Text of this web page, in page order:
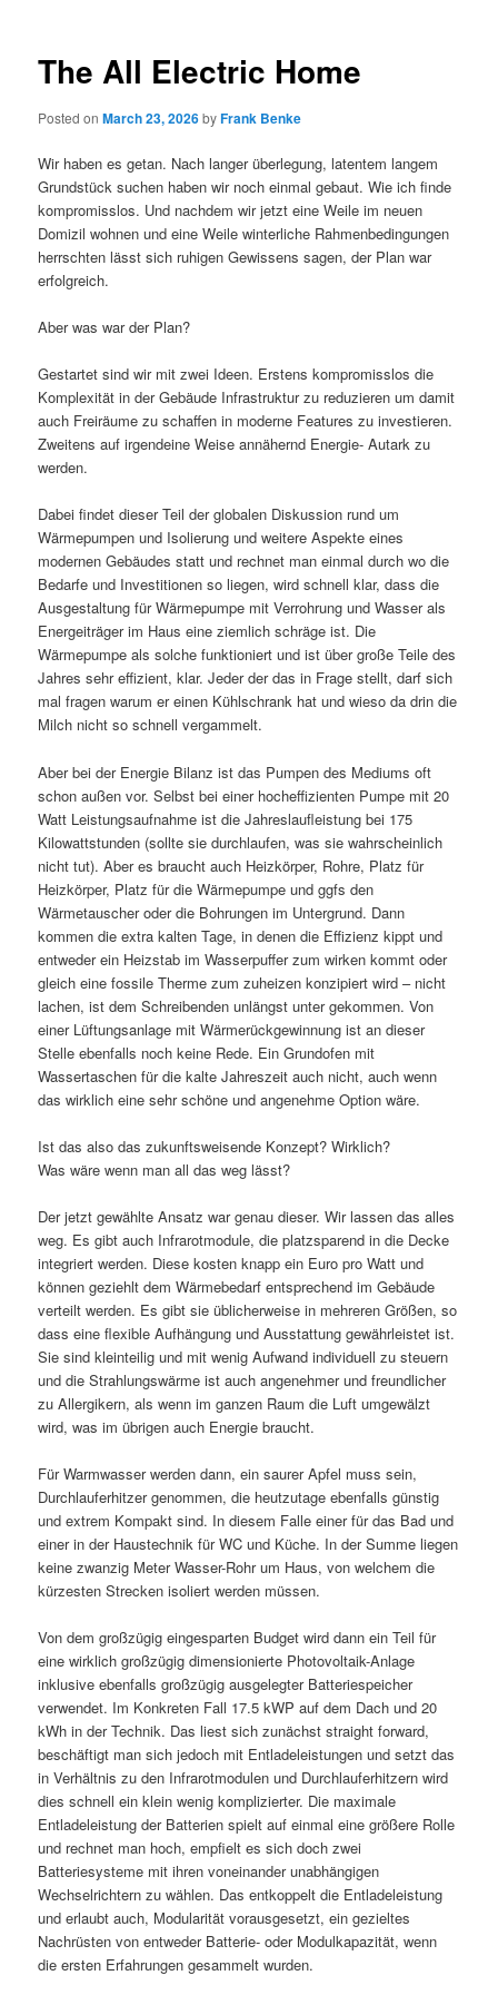
The All Electric Home
Posted onMarch 23, 2026byFrank Benke
Wir haben es getan. Nach langer überlegung, latentem langem
Grundstück suchen haben wir noch einmal gebaut. Wie ich finde
kompromisslos. Und nachdem wir jetzt eine Weile im neuen
Domizil wohnen und eine Weile winterliche Rahmenbedingungen
herrschten lässt sich ruhigen Gewissens sagen, der Plan war
erfolgreich.
Aber was war der Plan?
Gestartet sind wir mit zwei Ideen. Erstens kompromisslos die
Komplexität in der Gebäude Infrastruktur zu reduzieren um damit
auch Freiräume zu schaffen in moderne Features zu investieren.
Zweitens auf irgendeine Weise annähernd Energie- Autark zu
werden.
Dabei findet dieser Teil der globalen Diskussion rund um
Wärmepumpen und Isolierung und weitere Aspekte eines
modernen Gebäudes statt und rechnet man einmal durch wo die
Bedarfe und Investitionen so liegen, wird schnell klar, dass die
Ausgestaltung für Wärmepumpe mit Verrohrung und Wasser als
Energeiträger im Haus eine ziemlich schräge ist. Die
Wärmepumpe als solche funktioniert und ist über große Teile des
Jahres sehr effizient, klar. Jeder der das in Frage stellt, darf sich
mal fragen warum er einen Kühlschrank hat und wieso da drin die
Milch nicht so schnell vergammelt.
Aber bei der Energie Bilanz ist das Pumpen des Mediums oft
schon außen vor. Selbst bei einer hocheffizienten Pumpe mit 20
Watt Leistungsaufnahme ist die Jahreslaufleistung bei 175
Kilowattstunden (sollte sie durchlaufen, was sie wahrscheinlich
nicht tut). Aber es braucht auch Heizkörper, Rohre, Platz für
Heizkörper, Platz für die Wärmepumpe und ggfs den
Wärmetauscher oder die Bohrungen im Untergrund. Dann
kommen die extra kalten Tage, in denen die Effizienzkippt und
entweder ein Heizstab im Wasserpuffer zum wirken kommt oder
gleich eine fossile Therme zum zuheizen konzipiert wird – nicht
lachen, ist dem Schreibenden unlängst unter gekommen. Von
einer Lüftungsanlage mit Wärmerückgewinnung ist an dieser
Stelle ebenfalls noch keine Rede. Ein Grundofen mit
Wassertaschen für die kalte Jahreszeit auch nicht, auch wenn
das wirklich eine sehr schöne und angenehme Option wäre.
Ist das also das zukunftsweisende Konzept? Wirklich?
Was wäre wenn man all das weg lässt?
Der jetzt gewählte Ansatz war genau dieser. Wir lassen das alles
weg. Es gibt auch Infrarotmodule, die platzsparend in die Decke
integriert werden. Diese kosten knapp ein Euro pro Watt und
können geziehlt dem Wärmebedarf entsprechend im Gebäude
verteilt werden. Es gibt sie üblicherweise in mehreren Größen, so
dass eine flexible Aufhängung und Ausstattung gewährleistet ist.
Sie sind kleinteilig und mit wenig Aufwand individuell zu steuern
und die Strahlungswärme ist auch angenehmer und freundlicher
zu Allergikern, als wenn im ganzen Raum die Luft umgewälzt
wird, was im übrigen auch Energie braucht.
Für Warmwasser werden dann, ein saurer Apfel muss sein,
Durchlauferhitzer genommen, die heutzutage ebenfalls günstig
und extrem Kompakt sind. In diesem Falle einer für das Bad und
einer in der Haustechnik für WC und Küche. In der Summe liegen
keine zwanzig Meter Wasser-Rohr um Haus, von welchem die
kürzesten Strecken isoliert werden müssen.
Von dem großzügig eingesparten Budget wird dann ein Teil für
eine wirklich großzügig dimensionierte Photovoltaik-Anlage
inklusive ebenfalls großzügig ausgelegter Batteriespeicher
verwendet. Im Konkreten Fall 17.5 kWP auf dem Dach und 20
kWh in der Technik. Das liest sich zunächst straight forward,
beschäftigt man sich jedoch mit Entladeleistungen und setzt das
in Verhältnis zu den Infrarotmodulen und Durchlauferhitzern wird
dies schnell ein klein wenig komplizierter. Die maximale
Entladeleistung der Batterien spielt auf einmal eine größere Rolle
und rechnet man hoch, empfielt es sich doch zwei
Batteriesysteme mit ihren voneinander unabhängigen
Wechselrichtern zu wählen. Das entkoppelt die Entladeleistung
und erlaubt auch, Modularität vorausgesetzt, ein gezieltes
Nachrüsten von entweder Batterie- oder Modulkapazität, wenn
die ersten Erfahrungen gesammelt wurden.